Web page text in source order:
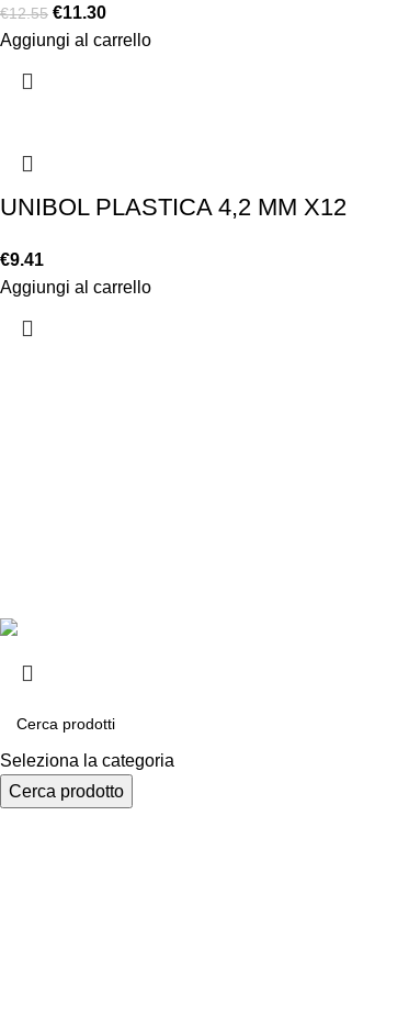
€12.55 €11.30
Aggiungi al carrello
UNIBOL PLASTICA 4,2 MM X12
€9.41
Aggiungi al carrello
Seleziona la categoria
Cerca prodotto